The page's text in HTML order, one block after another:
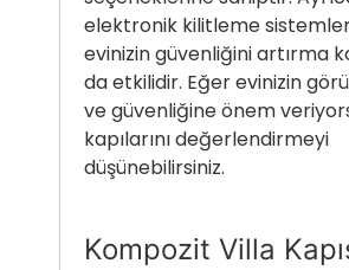
elektronik kilitleme
evinizin güvenliğini artırma
da etkilidir. Eğer evinizin
ve güvenliğine önem
kapılarını değerlendirmeyi
düşünebilirsiniz.
Kompozit Villa